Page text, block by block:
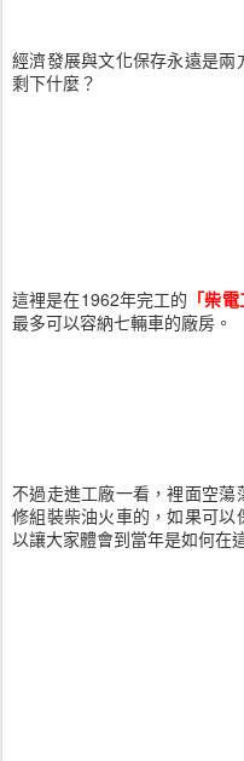
經濟發展與文化保存永遠是
剩下什麼？
這裡是在1962年完工的 「柴電
最多可以容納七輛車的廠房。
不過走進工廠一看，裡面空
修組裝柴油火車的，如果可
以讓大家體會到當年是如何在